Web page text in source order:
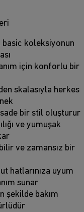
basic koleksiyonun
için konforlu bir
skalasıyla herkes
bir stil oluşturur
ve yumuşak
ve zamansız bir
hatlarınıza uyum
sunar
şekilde bakım